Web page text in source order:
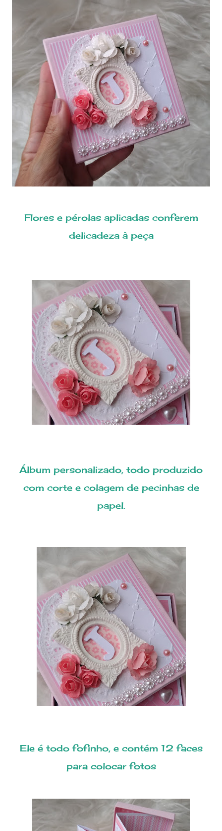
Flores e pérolas aplicadas conferem
delicadeza à peça
Álbum personalizado, todo produzido
com corte e colagem de pecinhas de
papel.
Ele é todo fofinho, e contém 12 faces
para colocar fotos